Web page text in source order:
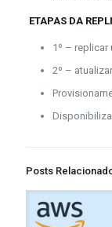
ETAPAS DA
1º – replicar
2º –
Posts